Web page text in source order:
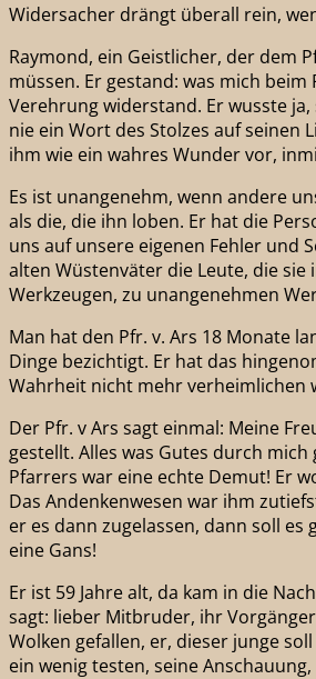
Widersacher drängt überall rein,
Raymond, ein Geistlicher, der dem
müssen. Er gestand: was mich
Verehrung widerstand. Er wusste
nie ein Wort des Stolzes auf seinen
ihm wie ein wahres Wunder vor,
Es ist unangenehm, wenn andere
als die, die ihn loben. Er hat die
uns auf unsere eigenen Fehler und
alten Wüstenväter die Leute, die
Werkzeugen, zu unangenehmen
Man hat den Pfr. v. Ars 18 Monate
Dinge bezichtigt. Er hat das
Wahrheit nicht mehr verheimlichen
Der Pfr. v Ars sagt einmal: Meine
gestellt. Alles was Gutes durch
Pfarrers war eine echte Demut! Er
Das Andenkenwesen war ihm
er es dann zugelassen, dann soll
eine Gans!
Er ist 59 Jahre alt, da kam in die
sagt: lieber Mitbruder, ihr
Wolken gefallen, er, dieser junge
ein wenig testen, seine